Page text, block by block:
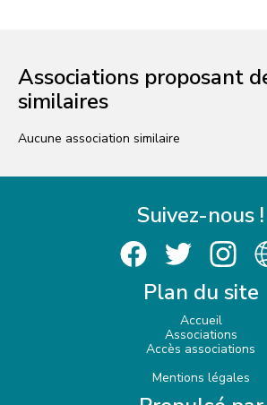
Associations proposant
similaires
Aucune association similaire
Suivez-nous !
Plan du site
Accueil
Associations
Accès associations
Mentions légales